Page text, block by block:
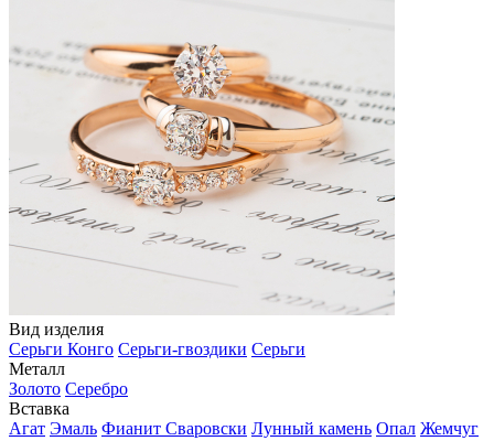
Вид изделия
Серьги Конго Серьги-гвоздики Серьги
Металл
Золото Серебро
Вставка
Агат Эмаль Фианит Сваровски Лунный камень Опал Жемчуг